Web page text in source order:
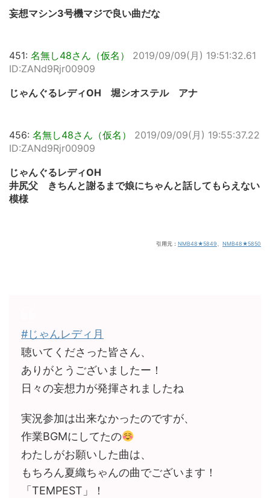
妄想マシン3号機マジで良い曲だな
451: 名無し48さん（仮名）
2019/09/09(月) 19:51:32.61
ID:ZANd9Rjr00909
じゃんぐるレディOH 堀シオステル アナ
456: 名無し48さん（仮名）
2019/09/09(月) 19:55:37.22
ID:ZANd9Rjr00909
じゃんぐるレディOH
井尻父 きちんと謝るまで娘にちゃんと話してもらえない
模様
引用元： NMB48★5849 NMB48★5850
#じゃんレディ月
聴いてくださった皆さん、
ありがとうございましたー！
日々の妄想力が発揮されましたね
実況参加は出来なかったのですが、
作業BGMにしてたの
わたしがお願いした曲は、
もちろん夏織ちゃんの曲でございます！
「TEMPEST」！